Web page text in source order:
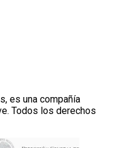
es una compañía
Todos los derechos